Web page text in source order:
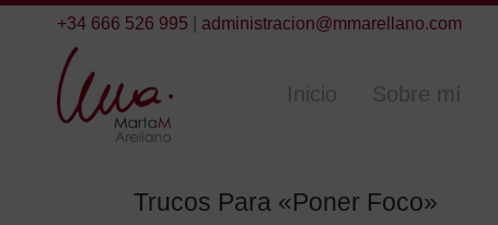
+34 666 526 995 administracion@mmarellano.com
Inicio Sobre mí
Trucos Para «poner Foco»